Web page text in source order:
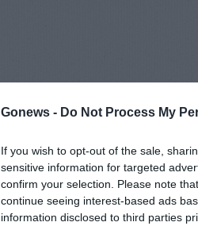
Gonews - Do Not Process My
If you wish to opt-out of the sale,
sensitive information for targeted
confirm your selection. Please note
continue seeing interest-based ads
information disclosed to third parties